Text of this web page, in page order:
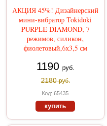
АКЦИЯ 45%! Дизайнерский
мини-вибратор Tokidoki
PURPLE DIAMOND, 7
режимов, силикон,
фиолетовый,6х3,5 см
1190 руб.
2180руб.
Код: 65435
купить